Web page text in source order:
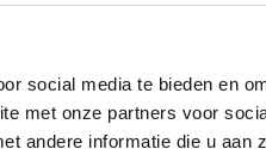
social media te bieden en
met onze partners voor
andere informatie die u aan
is een erkent
aan bepaalde
de